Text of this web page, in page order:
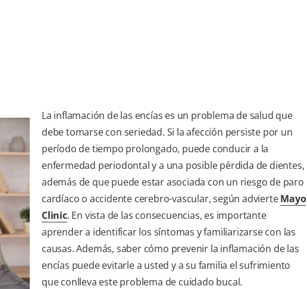
La inflamación de las encías es un problema de salud que
debe tomarse con seriedad. Si la afección persiste por un
período de tiempo prolongado, puede conducir a la
enfermedad periodontal y a una posible pérdida de dientes,
además de que puede estar asociada con un riesgo de paro
cardíaco o accidente cerebro-vascular, según advierteMayo
Clinic. En vista de las consecuencias, es importante
aprender a identificar los síntomas y familiarizarse con las
causas. Además, saber cómo prevenir la inflamación de las
encías puede evitarle a usted y a su familia el sufrimiento
que conlleva este problema de cuidado bucal.